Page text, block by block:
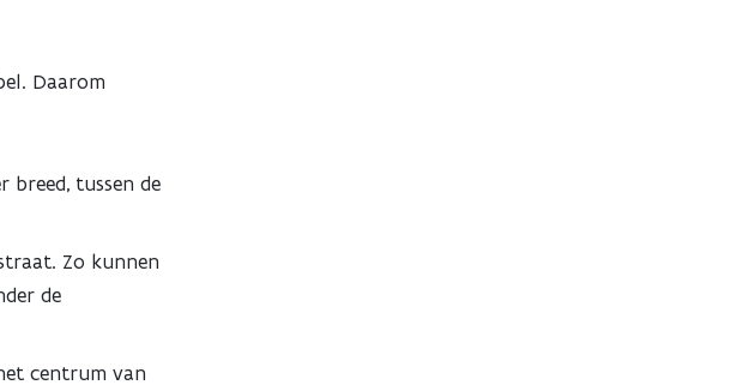
Daarom
breed, tussen de
Zo kunnen
de
centrum van